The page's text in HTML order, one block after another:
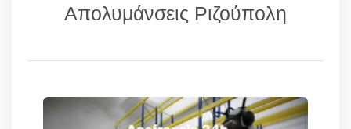
Απολυμάνσεις Ριζούπολη